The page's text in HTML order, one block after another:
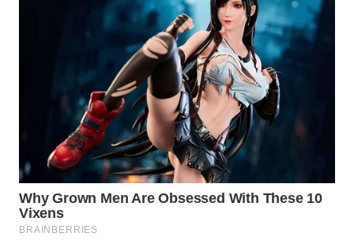
PADANG
LAWAS
WN
SUMEDANG
WN
CIANJUR